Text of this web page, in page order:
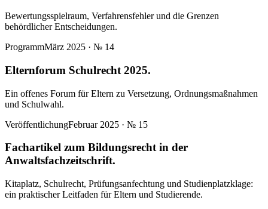
Bewertungsspielraum, Verfahrensfehler und die Grenzen
behördlicher Entscheidungen.
ProgrammMärz 2025 · № 14
Elternforum Schulrecht 2025.
Ein offenes Forum für Eltern zu Versetzung, Ordnungsmaßnahmen
und Schulwahl.
VeröffentlichungFebruar 2025 · № 15
Fachartikel zum Bildungsrecht in der
Anwaltsfachzeitschrift.
Kitaplatz, Schulrecht, Prüfungsanfechtung und Studienplatzklage:
ein praktischer Leitfaden für Eltern und Studierende.